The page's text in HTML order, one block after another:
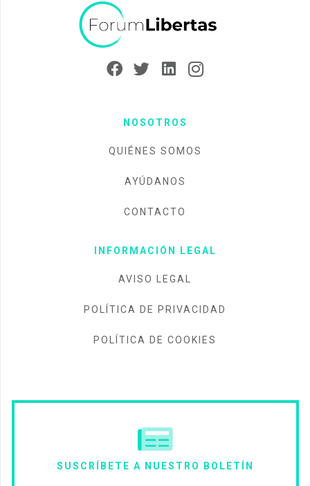
NOSOTROS
QUIÉNES SOMOS
AYÚDANOS
CONTACTO
INFORMACIÓN LEGAL
AVISO LEGAL
POLÍTICA DE PRIVACIDAD
POLÍTICA DE COOKIES
SUSCRÍBETE A NUESTRO BOLETÍN